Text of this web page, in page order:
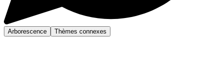
Arborescence Thèmes connexes